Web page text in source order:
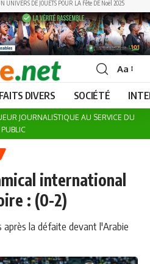
UNIVERS DE JOUETS POUR LA Fête DE Noël 2025
Font
Resizer
Aa
FAITS DIVERS SOCIÉTÉ
JOURNALISTIQUE AU SERVICE DU
PUBLIC
international
: (0-2)
après la défaite devant l'Arabie